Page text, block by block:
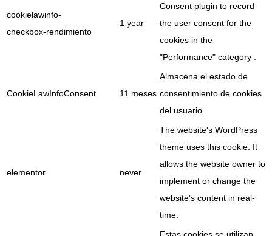
cookielawinfo-
checkbox-rendimiento
1 year
Consent plugin to record
the user consent for the
cookies in the
"Performance" category .
CookieLawInfoConsent 11 meses
Almacena el estado de
consentimiento de cookies
del usuario.
elementor never
The website's WordPress
theme uses this cookie. It
allows the website owner to
implement or change the
website's content in real-
time.